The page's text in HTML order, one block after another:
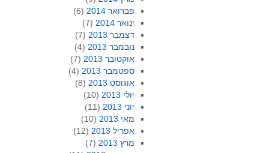
פברואר 2014
(6)
ינואר 2014
(7)
דצמבר 2013
(7)
נובמבר 2013
(4)
אוקטובר 2013
(7)
ספטמבר 2013
(4)
אוגוסט 2013
(8)
יולי 2013
(10)
יוני 2013
(11)
מאי 2013
(10)
אפריל 2013
(12)
מרץ 2013
(7)